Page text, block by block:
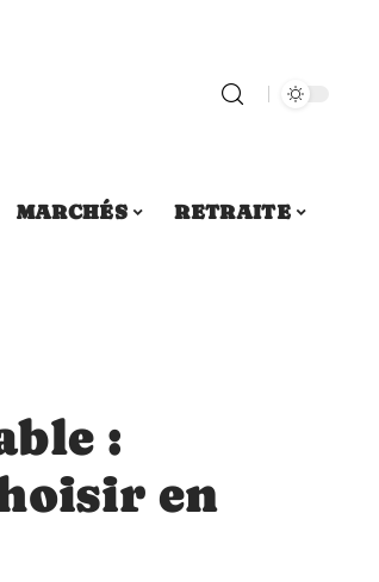
MARCHÉS
RETRAITE
:
en